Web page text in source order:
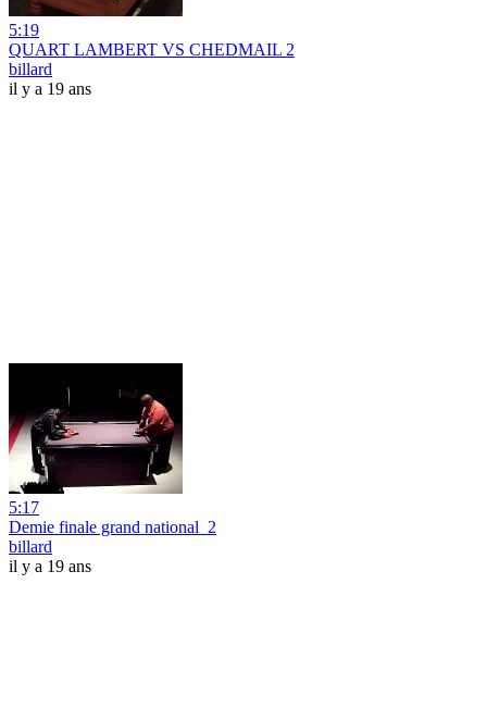
5:19
QUART LAMBERT VS CHEDMAIL 2
billard
il y a 19 ans
5:17
Demie finale grand national_2
billard
il y a 19 ans